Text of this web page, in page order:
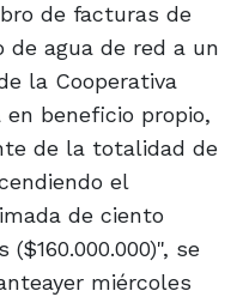
de facturas de
de agua de red a un
la Cooperativa
beneficio propio,
de la totalidad de
el
de ciento
se
miércoles